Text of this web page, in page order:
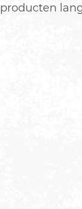
producten